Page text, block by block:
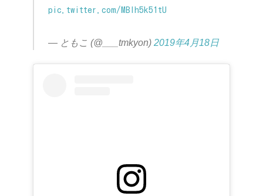
pic.twitter.com/MBlh5k51tU
— ともこ (@___tmkyon) 2019年4月18日